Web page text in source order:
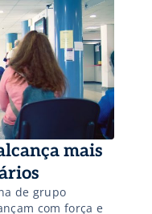
mais
de grupo
com força e